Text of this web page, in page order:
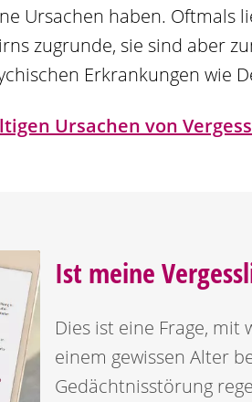
Ursachen haben. Oftmals
zugrunde, sie sind aber
Erkrankungen wie
Ursachen von
Ist meine
Dies ist eine Frage, mit
einem gewissen Alter
Gedächtnisstörung